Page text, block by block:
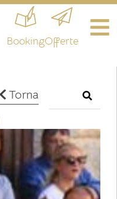
BookingOfferte
Torna